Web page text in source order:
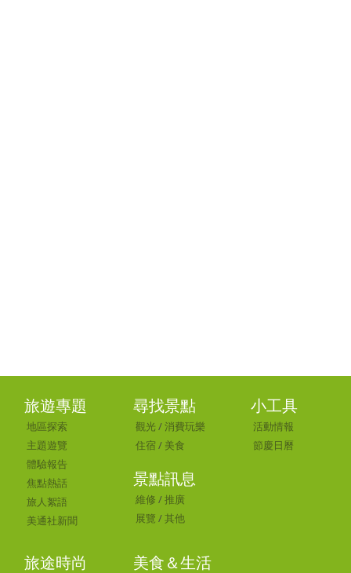
旅遊專題
地區探索
主題遊覽
體驗報告
焦點熱話
旅人絮語
美通社新聞
尋找景點
觀光 /消費玩樂
住宿 / 美食
景點訊息
維修 /推廣
展覽 /其他
小工具
活動情報
節慶日曆
旅途時尚 美食＆生活